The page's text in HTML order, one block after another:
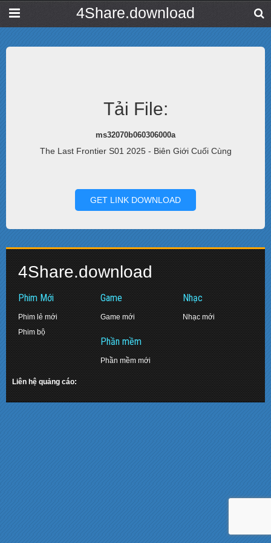
4Share.download
Tải File:
ms32070b060306000a
The Last Frontier S01 2025 - Biên Giới Cuối Cùng
GET LINK DOWNLOAD
4Share.download
Phim Mới
Phim lẻ mới
Phim bộ
Game
Game mới
Phần mềm
Phần mềm mới
Nhạc
Nhạc mới
Liên hệ quảng cáo: